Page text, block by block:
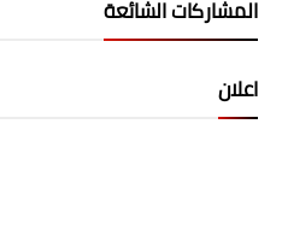
المشاركات الشائعة
اعلان